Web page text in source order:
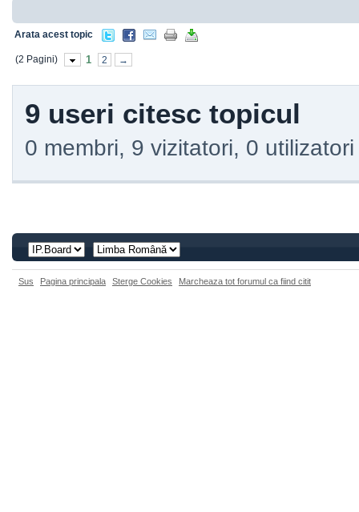
Arata acest topic
(2 Pagini) 1 2 →
9 useri citesc topicul
0 membri, 9 vizitatori, 0
Sus Pagina principala Sterge Cookies Marcheaza tot forumul ca fiind citit